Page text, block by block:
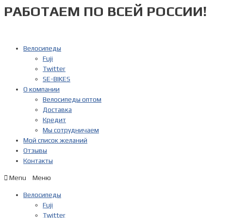
Перейти
кРАБОТАЕМ ПО ВСЕЙ РОССИИ!
Велосипеды
Fuji
Twitter
SE-BIKES
О компании
Велосипеды оптом
Доставка
Кредит
Мы сотрудничаем
Мой список желаний
Отзывы
Контакты
Menu
Велосипеды
Fuji
Twitter